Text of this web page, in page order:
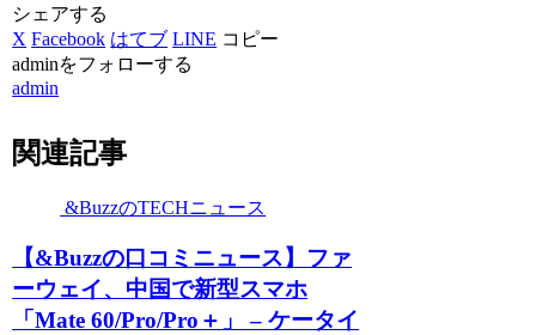
シェアする
X Facebook はてブ LINE コピー
adminをフォローする
admin
関連記事
&BuzzのTECHニュース
【&Buzzの口コミニュース】ファ
ーウェイ、中国で新型スマホ
「Mate 60/Pro/Pro＋」 – ケータイ